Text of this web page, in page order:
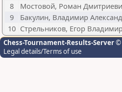
8
Мостовой, Роман
9
Бакулин, Владимир
10 Стрельников, Егор
Chess-Tournament-Results-Server©
Legal details/Terms of use